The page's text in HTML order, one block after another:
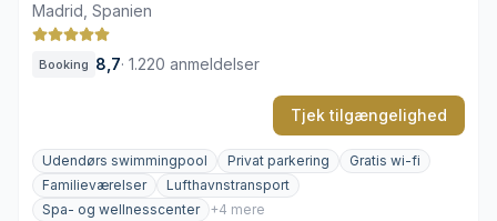
Madrid, Spanien
Booking 8,7· 1.220 anmeldelser
Tjek tilgængelighed
Udendørs swimmingpool Privat parkering
Gratis wi-fi
Familieværelser
Lufthavnstransport
Spa- og wellnesscenter
+4 mere